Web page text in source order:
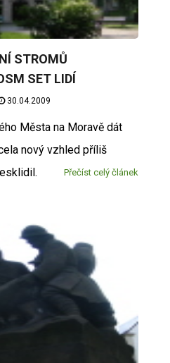
STROMŮ
SET LIDÍ
30.04.2009
Města na Moravě dát
nový vzhled příliš
Přečíst celý článek